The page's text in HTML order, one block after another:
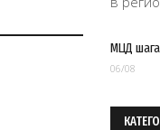
МЦД
06/08